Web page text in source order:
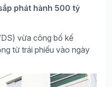
phát hành 500 tỷ
vừa công bố kế
từ trái phiếu vào ngày